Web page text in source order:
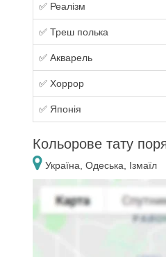
✅ Реалізм
✅ Треш полька
✅ Акварель
✅ Хоррор
✅ Японія
Кольорове тату
Україна, Одеська, Ізмаїл